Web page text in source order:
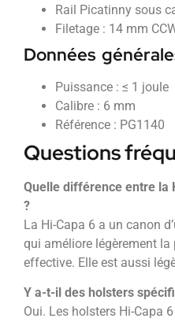
Rail Picatinny sous
Filetage : 14 mm
Données
Puissance : ≤ 1 joule
Calibre : 6 mm
Référence : PG1140
Questions
Quelle différence entre la
?
La Hi-Capa 6 a un canon
qui améliore légèrement
effective. Elle est aussi
Y a-t-il des holsters
Oui. Les holsters Hi-Capa